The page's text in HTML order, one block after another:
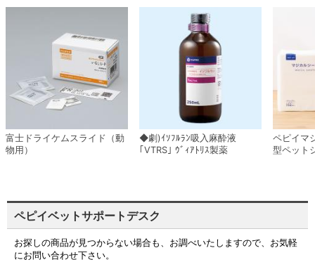
富士ドライケムスライド（動
物用）
◆劇)ｲｿﾌﾙﾗﾝ吸入麻酔液
｢VTRS｣ ｳﾞｨｱﾄﾘｽ製薬
ペピイマ
型ペット
ペピイベットサポートデスク
お探しの商品が見つからない場合も、お調べいたしますので、お気軽
にお問い合わせ下さい。